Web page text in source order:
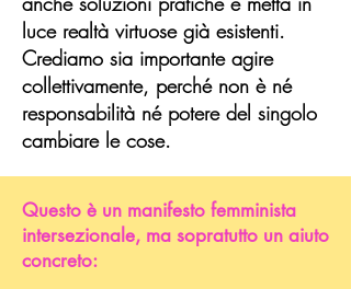
luce realtà virtuose già esistenti.
Crediamo sia importante agire
collettivamente, perché non è né
responsabilità né potere del singolo
cambiare le cose.
Questo è un manifesto femminista
intersezionale, ma sopratutto un aiuto
concreto: